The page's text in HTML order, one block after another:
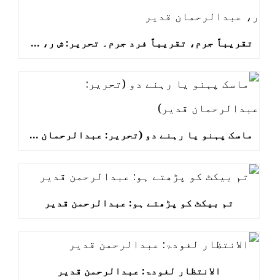
تقریباً جرم، تقریباً فرد جرم۔ تحریر: ش ر، عبدالرحمان قدیر
ماسک پہنو یا رہنے دو (تحریر: عبدالرحمان قدیر)
تم بیکٹ کو پڑھتے ہو: عبدالرحمن قدیر
الانتظار لغودۃ: عبدالرحمن قدیر